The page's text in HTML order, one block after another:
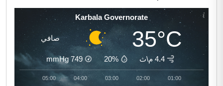
Karbala Governorate
35°C صافي
4.4 م\ث 20%
749
mmHg
01:00
02:00
03:00
04:00
05:00